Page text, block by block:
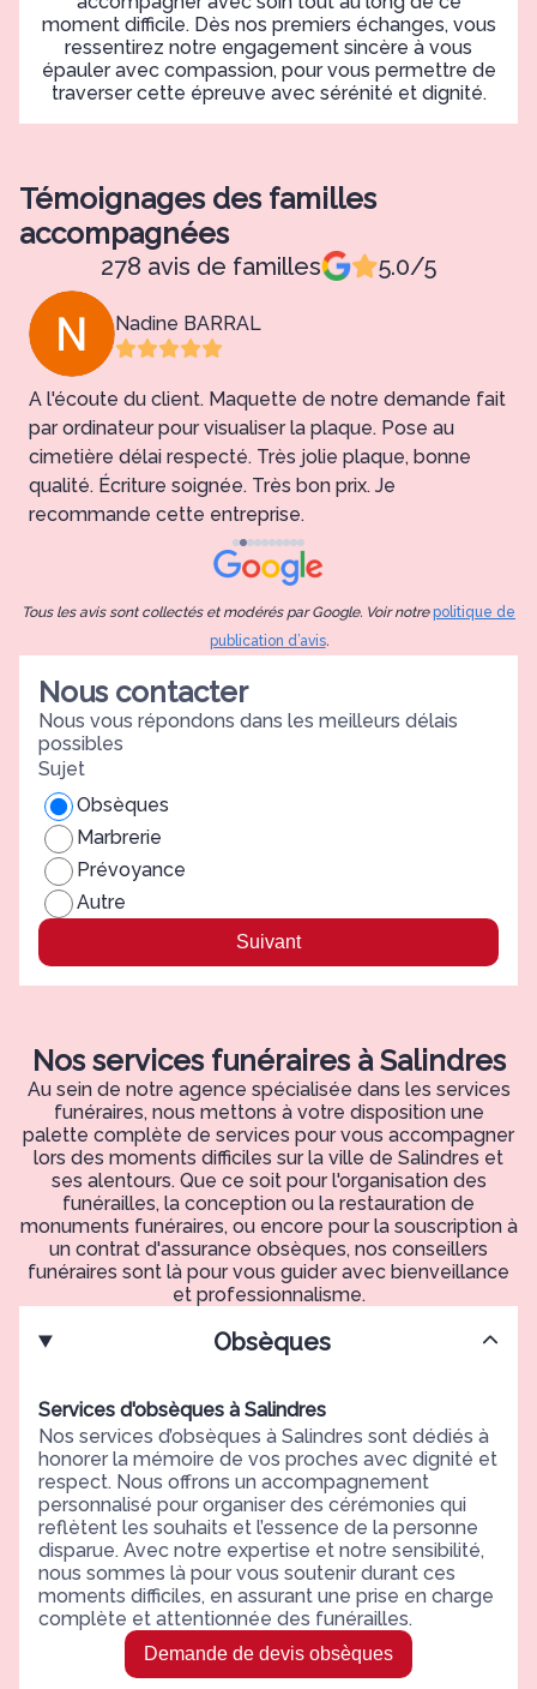
moment difficile. Dès nos premiers échanges, vous
ressentirez notre engagement sincère à vous
épauler avec compassion, pour vous permettre de
traverser cette épreuve avec sérénité et dignité.
Témoignages des familles
accompagnées
278 avis de familles 5.0/5
Nadine BARRAL
A l'écoute du client. Maquette de notre demande fait
par ordinateur pour visualiser la plaque. Pose au
cimetière délai respecté. Très jolie plaque, bonne
qualité. Écriture soignée. Très bon prix. Je
recommande cette entreprise.
Tous les avis sont collectés et modérés par Google. Voir notrepolitique de
publication d’avis.
Nous contacter
Nous vous répondons dans les meilleurs délais
possibles
Sujet
Obsèques
Marbrerie
Prévoyance
Autre
Suivant
Nos services funéraires à Salindres
Au sein de notre agence spécialisée dans les services
funéraires, nous mettons à votre disposition une
palette complète de services pour vous accompagner
lors des moments difficiles sur la ville de Salindres et
ses alentours. Que ce soit pour l'organisation des
funérailles, la conception ou la restauration de
monuments funéraires, ou encore pour la souscription à
un contrat d'assurance obsèques, nos conseillers
funéraires sont là pour vous guider avec bienveillance
et professionnalisme.
Obsèques
Services d'obsèques à Salindres
Nos services d’obsèques à Salindres sont dédiés à
honorer la mémoire de vos proches avec dignité et
respect. Nous offrons un accompagnement
personnalisé pour organiser des cérémonies qui
reflètent les souhaits et l’essence de la personne
disparue. Avec notre expertise et notre sensibilité,
nous sommes là pour vous soutenir durant ces
moments difficiles, en assurant une prise en charge
complète et attentionnée des funérailles.
Demande de devis obsèques